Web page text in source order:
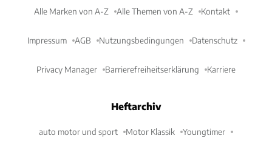
Alle Marken von A-Z Alle Themen von A-Z Kontakt
Impressum AGB Nutzungsbedingungen Datenschutz
Privacy Manager Barrierefreiheitserklärung Karriere
Heftarchiv
auto motor und sport Motor Klassik Youngtimer